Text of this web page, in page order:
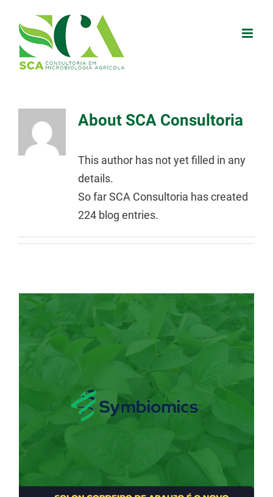
content
About SCA Consultoria
This author has not yet filled in any
details.
So far SCA Consultoria has created
224 blog entries.